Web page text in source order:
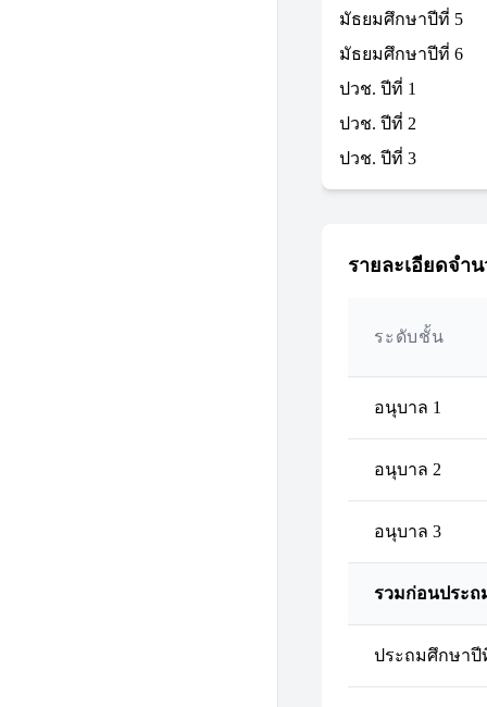
มัธยมศึกษาปีที่ 5
มัธยมศึกษาปีที่ 6
ปวช. ปีที่ 1
ปวช. ปีที่ 2
ปวช. ปีที่ 3
รายละเอียดจำ
ระดับชั้น
อนุบาล 1
อนุบาล 2
อนุบาล 3
รวมก่อนประถ
ประถมศึกษาปี